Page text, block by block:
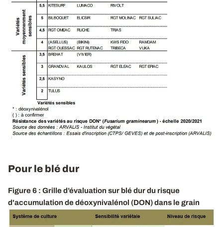
Pour le blé dur
Figure 6 : Grille d’évaluation sur blé dur du risque
d'accumulation de déoxynivalénol (DON) dans le grain